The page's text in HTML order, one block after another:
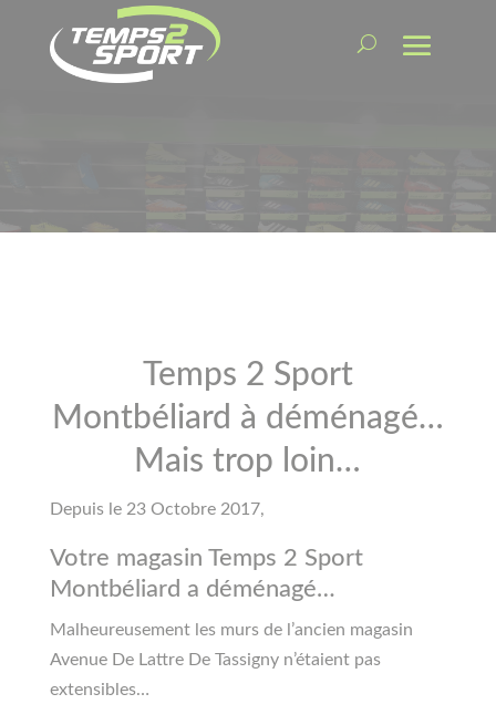
Temps 2 Sport
Montbéliard à déménagé…
Mais trop loin…
Depuis le 23 Octobre 2017,
Votre magasin Temps 2 Sport
Montbéliard a déménagé…
Malheureusement les murs de l’ancien magasin
Avenue De Lattre De Tassigny n’étaient pas
extensibles…